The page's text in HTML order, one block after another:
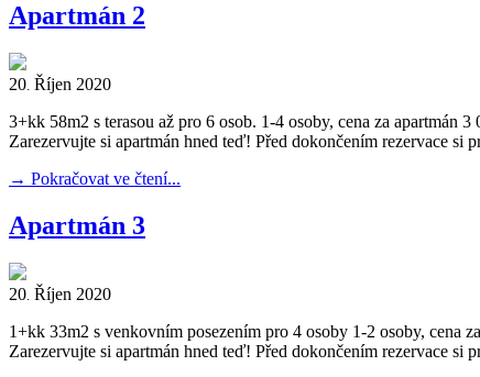
Apartmán 2
20. Říjen 2020
3+kk 58m2 s terasou až pro 6 osob. 1-4 osoby, cena za
Zarezervujte si apartmán hned teď! Před dokončením rezervace
→ Pokračovat ve čtení...
Apartmán 3
20 Říjen 2020
1+kk 33m2 s venkovním posezením pro 4 osoby 1-2 osoby, cena
Zarezervujte si apartmán hned teď! Před dokončením rezervace